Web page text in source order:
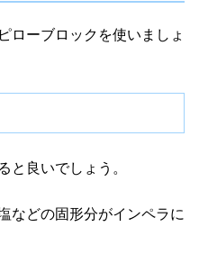
ローブロックを使いましょ
と良いでしょう。
などの固形分がインペラに